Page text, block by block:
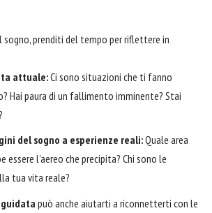
prenditi del tempo per riflettere in
attuale:Ci sono situazioni che ti fanno
Hai paura di un fallimento imminente? Stai
del sogno a esperienze reali:Quale area
l'aereo che precipita? Chi sono le
tua vita reale?
può anche aiutarti a riconnetterti con le